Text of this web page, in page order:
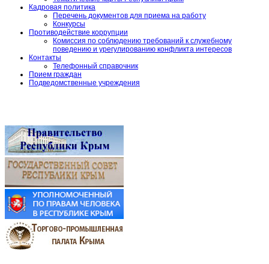
Кадровая политика
Перечень документов для приема на работу
Конкурсы
Противодействие коррупции
Комиссия по соблюдению требований к служебному
поведению и урегулированию конфликта интересов
Контакты
Телефонный справочник
Прием граждан
Подведомственные учреждения